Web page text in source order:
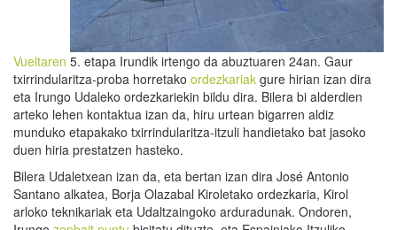
Vueltaren 5. etapa Irundik irtengo da abuztuaren 24an. Gaur
txirrindularitza-proba horretako ordezkariak gure hirian izan dira
eta Irungo Udaleko ordezkariekin bildu dira. Bilera bi alderdien
arteko lehen kontaktua izan da, hiru urtean bigarren aldiz
munduko etapakako txirrindularitza-itzuli handietako bat jasoko
duen hiria prestatzen hasteko.
Bilera Udaletxean izan da, eta bertan izan dira José Antonio
Santano alkatea, Borja Olazabal Kiroletako ordezkaria, Kirol
arloko teknikariak eta Udaltzaingoko arduradunak. Ondoren,